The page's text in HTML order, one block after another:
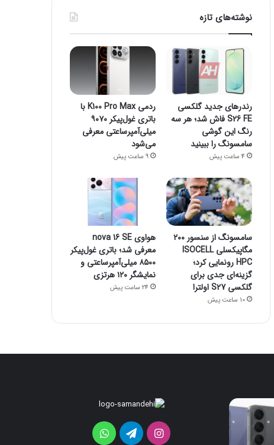
نوشته‌های تازه
رندرهای جدید گلکسی
S26 FE فاش شد؛ هر سه
رنگ این گوشی
سامسونگ را ببینید
4 ساعت پیش
ردمی K100 Pro Max با
باتری غول‌پیکر ۹۰۷۰
میلی‌آمپرساعتی معرفی
می‌شود
9 ساعت پیش
سامسونگ از سنسور ۲۰۰
مگاپیکسلی ISOCELL
HPC رونمایی کرد؛
گزینه‌ای جدی برای
گلکسی S27 اولترا
10 ساعت پیش
هواوی nova 16 SE
معرفی شد؛ باتری غول‌پیکر
۸۵۰۰ میلی‌آمپرساعتی و
نمایشگر ۱۲۰ هرتزی
24 ساعت پیش
اینستاگرامتلگرام واتس